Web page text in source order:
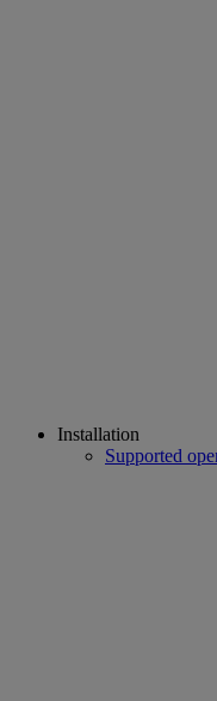
Installation
Supported